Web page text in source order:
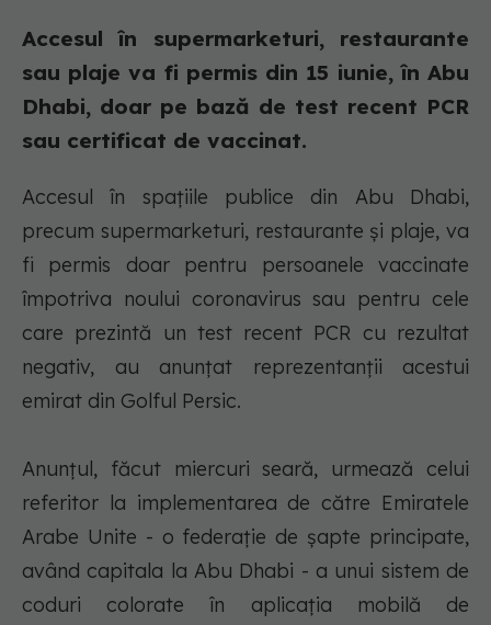
Accesul în supermarketuri, restaurante
sau plaje va fi permis din 15 iunie, în Abu
Dhabi, doar pe bază de test recent PCR
sau certificat de vaccinat.
Accesul în spaţiile publice din Abu Dhabi,
precum supermarketuri, restaurante şi plaje, va
fi permis doar pentru persoanele vaccinate
împotriva noului coronavirus sau pentru cele
care prezintă un test recent PCR cu rezultat
negativ, au anunţat reprezentanţii acestui
emirat din Golful Persic.
Anunţul, făcut miercuri seară, urmează celui
referitor la implementarea de către Emiratele
Arabe Unite - o federaţie de şapte principate,
având capitala la Abu Dhabi - a unui sistem de
coduri colorate în aplicaţia mobilă de